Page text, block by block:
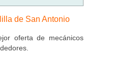
de San Antonio
oferta de mecánicos